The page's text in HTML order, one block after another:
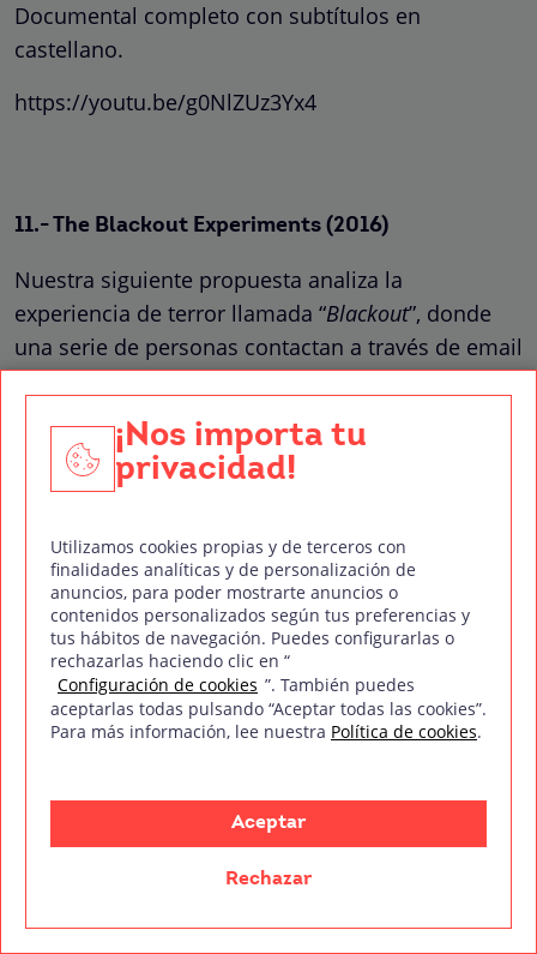
Documental completo con subtítulos en
castellano.
https://youtu.be/g0NlZUz3Yx4
11.- The Blackout Experiments (2016)
Nuestra siguiente propuesta analiza la
experiencia de terror llamada “Blackout”, donde
una serie de personas contactan a través de email
con una empresa para vivir una experiencia
aterradora por propia voluntad. Algo así como
visitar la casa del terror en un parque de
atracciones, pero mucho más gore.
The Blackout Experiments nos muestra este
peculiar y aterrador entretenimiento a través de
una serie de personas que desarrollan tal
obsesión porBlackout, que terminan
confundiendo realidad y fantasía.
¡Nos importa tu
privacidad!
Utilizamos cookies propias y de terceros con
finalidades analíticas y de personalización de
anuncios, para poder mostrarte anuncios o
contenidos personalizados según tus preferencias y
tus hábitos de navegación. Puedes configurarlas o
rechazarlas haciendo clic en “
Configuración de cookies ”. También puedes
aceptarlas todas pulsando “Aceptar todas las cookies”.
Para más información, lee nuestra Política de cookies.
Aceptar
Rechazar